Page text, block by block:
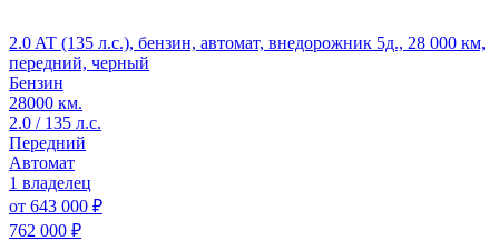
2.0 AT (135 л.с.), бензин, автомат, внедорожник 5д., 28 000 км,
передний, черный
Бензин
28000 км.
2.0 / 135 л.с.
Передний
Автомат
1 владелец
от 643 000 ₽
762 000 ₽